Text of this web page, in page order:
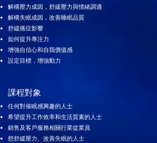
解構壓力成因，舒緩壓力與情緒調適
解構失眠成因，改善睡眠品質
舒緩痛症影響
如何提升專注力
增強自信心和自我價值感
設定目標，增強動力
課程對象
任何對催眠感興趣的人士
希望提升工作效率和生活質素的人士
銷售及客戶服務相關行業從業員
想舒緩壓力、改善失眠的人士